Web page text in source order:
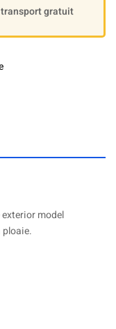
gratuit
model